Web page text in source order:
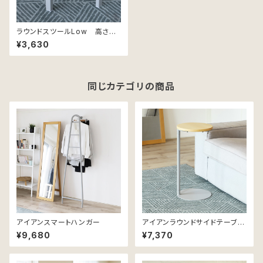
ラウンドスツールLow 高さ30
cm
¥3,630
同じカテゴリの商品
アイアンスマートハンガー
¥9,680
アイアンラウンドサイドテーブ
ル 直径28.5cm
¥7,370